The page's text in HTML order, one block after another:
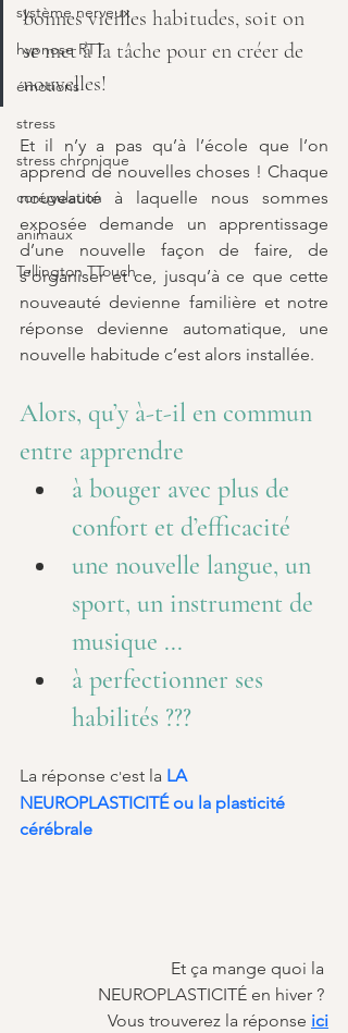
système nerveux
hypnose RTT
émotions
stress
stress chronique
corégulation
animaux
Tellington TTouch
bonnes vieilles habitudes, soit on
se met à la tâche pour en créer de
nouvelles!
Et il n’y a pas qu’à l’école que l’on
apprend de nouvelles choses ! Chaque
nouveauté à laquelle nous sommes
exposée demande un apprentissage
d’une nouvelle façon de faire, de
s’organiser et ce, jusqu’à ce que cette
nouveauté devienne familière et notre
réponse devienne automatique, une
nouvelle habitude c’est alors installée.
Alors, qu’y à-t-il en commun
entre apprendre
à bouger avec plus de
confort et d’efficacité
une nouvelle langue, un
sport, un instrument de
musique ...
à perfectionner ses
habilités ???
La réponse c'est la LA
NEUROPLASTICITÉ ou la plasticité
cérébrale
Et ça mange quoi la
NEUROPLASTICITÉ en hiver ?
Vous trouverez la réponse ici